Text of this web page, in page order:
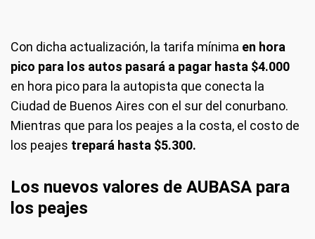
Con dicha actualización, la tarifa mínima en hora
pico para los autos pasará a pagar hasta $4.000
en hora pico para la autopista que conecta la
Ciudad de Buenos Aires con el sur del conurbano.
Mientras que para los peajes a la costa, el costo de
los peajes trepará hasta $5.300.
Los nuevos valores de AUBASA para
los peajes